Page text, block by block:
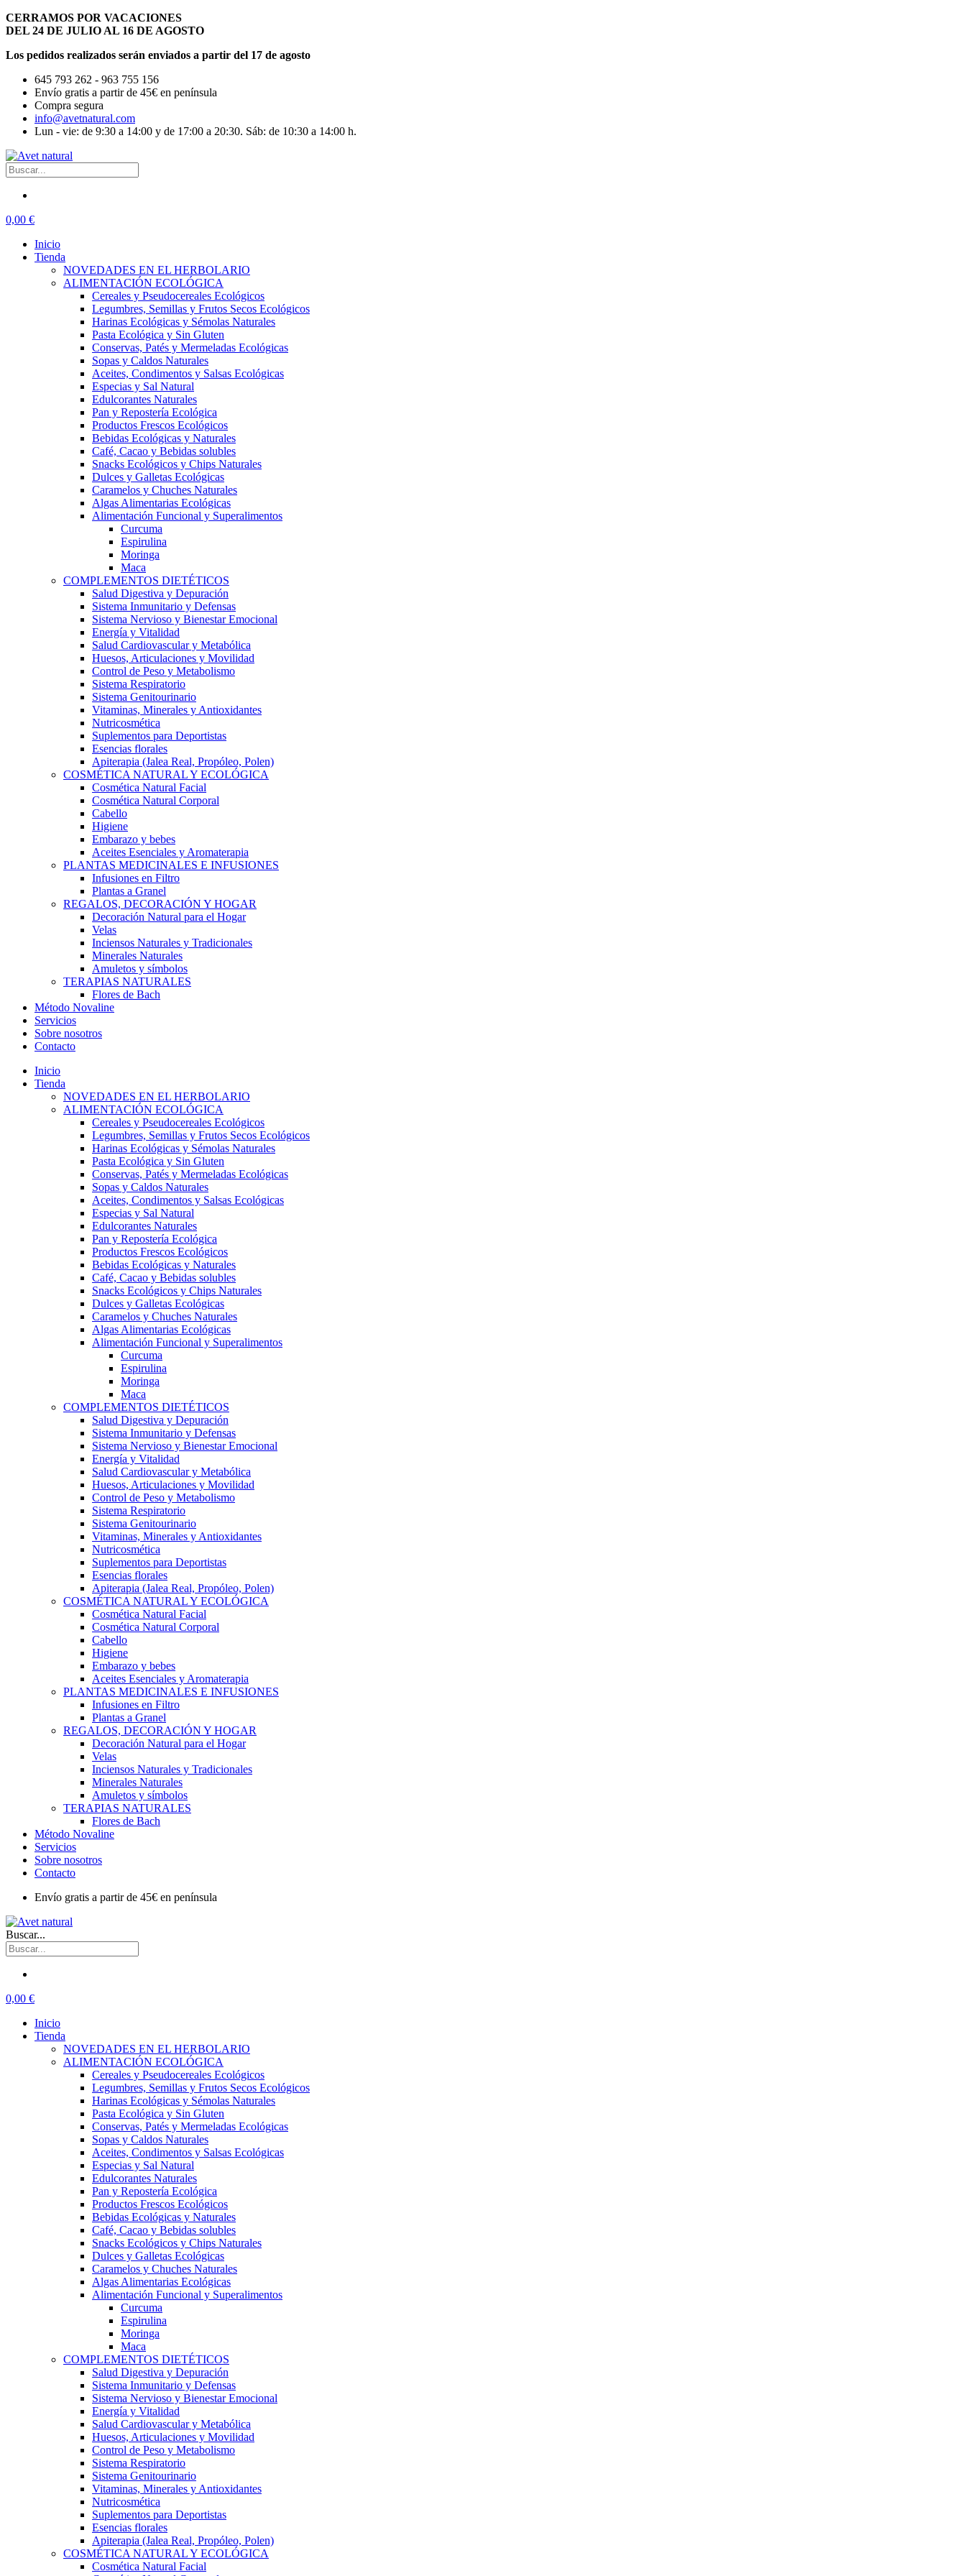
CERRAMOS POR VACACIONES
DEL 24 DE JULIO AL 16 DE AGOSTO
Los pedidos realizados serán enviados a partir del 17 de agosto
645 793 262 - 963 755 156
Envío gratis a partir de 45€ en península
Compra segura
info@avetnatural.com
Lun - vie: de 9:30 a 14:00 y de 17:00 a 20:30. Sáb: de 10:30 a 14:00 h.
0,00 €
Inicio
Tienda
NOVEDADES EN EL HERBOLARIO
ALIMENTACIÓN ECOLÓGICA
Cereales y Pseudocereales Ecológicos
Legumbres, Semillas y Frutos Secos Ecológicos
Harinas Ecológicas y Sémolas Naturales
Pasta Ecológica y Sin Gluten
Conservas, Patés y Mermeladas Ecológicas
Sopas y Caldos Naturales
Aceites, Condimentos y Salsas Ecológicas
Especias y Sal Natural
Edulcorantes Naturales
Pan y Repostería Ecológica
Productos Frescos Ecológicos
Bebidas Ecológicas y Naturales
Café, Cacao y Bebidas solubles
Snacks Ecológicos y Chips Naturales
Dulces y Galletas Ecológicas
Caramelos y Chuches Naturales
Algas Alimentarias Ecológicas
Alimentación Funcional y Superalimentos
Curcuma
Espirulina
Moringa
Maca
COMPLEMENTOS DIETÉTICOS
Salud Digestiva y Depuración
Sistema Inmunitario y Defensas
Sistema Nervioso y Bienestar Emocional
Energía y Vitalidad
Salud Cardiovascular y Metabólica
Huesos, Articulaciones y Movilidad
Control de Peso y Metabolismo
Sistema Respiratorio
Sistema Genitourinario
Vitaminas, Minerales y Antioxidantes
Nutricosmética
Suplementos para Deportistas
Esencias florales
Apiterapia (Jalea Real, Propóleo, Polen)
COSMÉTICA NATURAL Y ECOLÓGICA
Cosmética Natural Facial
Cosmética Natural Corporal
Cabello
Higiene
Embarazo y bebes
Aceites Esenciales y Aromaterapia
PLANTAS MEDICINALES E INFUSIONES
Infusiones en Filtro
Plantas a Granel
REGALOS, DECORACIÓN Y HOGAR
Decoración Natural para el Hogar
Velas
Inciensos Naturales y Tradicionales
Minerales Naturales
Amuletos y símbolos
TERAPIAS NATURALES
Flores de Bach
Método Novaline
Servicios
Sobre nosotros
Contacto
Inicio
Tienda
NOVEDADES EN EL HERBOLARIO
ALIMENTACIÓN ECOLÓGICA
Cereales y Pseudocereales Ecológicos
Legumbres, Semillas y Frutos Secos Ecológicos
Harinas Ecológicas y Sémolas Naturales
Pasta Ecológica y Sin Gluten
Conservas, Patés y Mermeladas Ecológicas
Sopas y Caldos Naturales
Aceites, Condimentos y Salsas Ecológicas
Especias y Sal Natural
Edulcorantes Naturales
Pan y Repostería Ecológica
Productos Frescos Ecológicos
Bebidas Ecológicas y Naturales
Café, Cacao y Bebidas solubles
Snacks Ecológicos y Chips Naturales
Dulces y Galletas Ecológicas
Caramelos y Chuches Naturales
Algas Alimentarias Ecológicas
Alimentación Funcional y Superalimentos
Curcuma
Espirulina
Moringa
Maca
COMPLEMENTOS DIETÉTICOS
Salud Digestiva y Depuración
Sistema Inmunitario y Defensas
Sistema Nervioso y Bienestar Emocional
Energía y Vitalidad
Salud Cardiovascular y Metabólica
Huesos, Articulaciones y Movilidad
Control de Peso y Metabolismo
Sistema Respiratorio
Sistema Genitourinario
Vitaminas, Minerales y Antioxidantes
Nutricosmética
Suplementos para Deportistas
Esencias florales
Apiterapia (Jalea Real, Propóleo, Polen)
COSMÉTICA NATURAL Y ECOLÓGICA
Cosmética Natural Facial
Cosmética Natural Corporal
Cabello
Higiene
Embarazo y bebes
Aceites Esenciales y Aromaterapia
PLANTAS MEDICINALES E INFUSIONES
Infusiones en Filtro
Plantas a Granel
REGALOS, DECORACIÓN Y HOGAR
Decoración Natural para el Hogar
Velas
Inciensos Naturales y Tradicionales
Minerales Naturales
Amuletos y símbolos
TERAPIAS NATURALES
Flores de Bach
Método Novaline
Servicios
Sobre nosotros
Contacto
Envío gratis a partir de 45€ en península
Buscar...
0,00 €
Inicio
Tienda
NOVEDADES EN EL HERBOLARIO
ALIMENTACIÓN ECOLÓGICA
Cereales y Pseudocereales Ecológicos
Legumbres, Semillas y Frutos Secos Ecológicos
Harinas Ecológicas y Sémolas Naturales
Pasta Ecológica y Sin Gluten
Conservas, Patés y Mermeladas Ecológicas
Sopas y Caldos Naturales
Aceites, Condimentos y Salsas Ecológicas
Especias y Sal Natural
Edulcorantes Naturales
Pan y Repostería Ecológica
Productos Frescos Ecológicos
Bebidas Ecológicas y Naturales
Café, Cacao y Bebidas solubles
Snacks Ecológicos y Chips Naturales
Dulces y Galletas Ecológicas
Caramelos y Chuches Naturales
Algas Alimentarias Ecológicas
Alimentación Funcional y Superalimentos
Curcuma
Espirulina
Moringa
Maca
COMPLEMENTOS DIETÉTICOS
Salud Digestiva y Depuración
Sistema Inmunitario y Defensas
Sistema Nervioso y Bienestar Emocional
Energía y Vitalidad
Salud Cardiovascular y Metabólica
Huesos, Articulaciones y Movilidad
Control de Peso y Metabolismo
Sistema Respiratorio
Sistema Genitourinario
Vitaminas, Minerales y Antioxidantes
Nutricosmética
Suplementos para Deportistas
Esencias florales
Apiterapia (Jalea Real, Propóleo, Polen)
COSMÉTICA NATURAL Y ECOLÓGICA
Cosmética Natural Facial